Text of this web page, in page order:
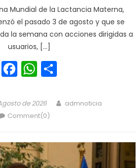
Mundial de la Lactancia Materna,
el pasado 3 de agosto y que se
la semana con acciones dirigidas a
usuarios, […]
Facebook
WhatsApp
de 2026 Author
admnoticia
Comment(0)